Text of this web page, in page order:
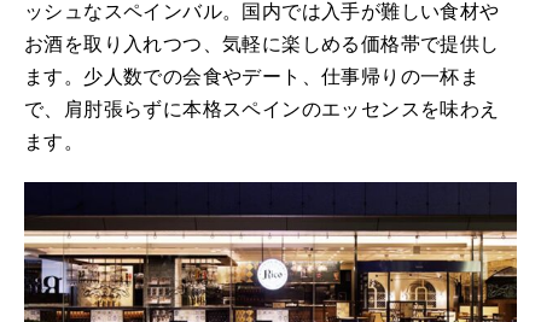
ッシュなスペインバル。国内では入手が難しい食材や
お酒を取り入れつつ、気軽に楽しめる価格帯で提供し
ます。少人数での会食やデート、仕事帰りの一杯ま
で、肩肘張らずに本格スペインのエッセンスを味わえ
ます。